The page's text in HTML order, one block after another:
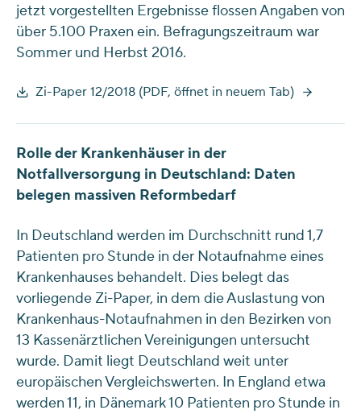
jetzt vorgestellten Ergebnisse flossen Angaben von
über 5.100 Praxen ein. Befragungszeitraum war
Sommer und Herbst 2016.
Zi-Paper 12/2018 (PDF, öffnet in neuem Tab)
Rolle der Krankenhäuser in der
Notfallversorgung in Deutschland: Daten
belegen massiven Reformbedarf
In Deutschland werden im Durchschnitt rund 1,7
Patienten pro Stunde in der Notaufnahme eines
Krankenhauses behandelt. Dies belegt das
vorliegende Zi-Paper, in dem die Auslastung von
Krankenhaus-Notaufnahmen in den Bezirken von
13 Kassenärztlichen Vereinigungen untersucht
wurde. Damit liegt Deutschland weit unter
europäischen Vergleichswerten. In England etwa
werden 11, in Dänemark 10 Patienten pro Stunde in